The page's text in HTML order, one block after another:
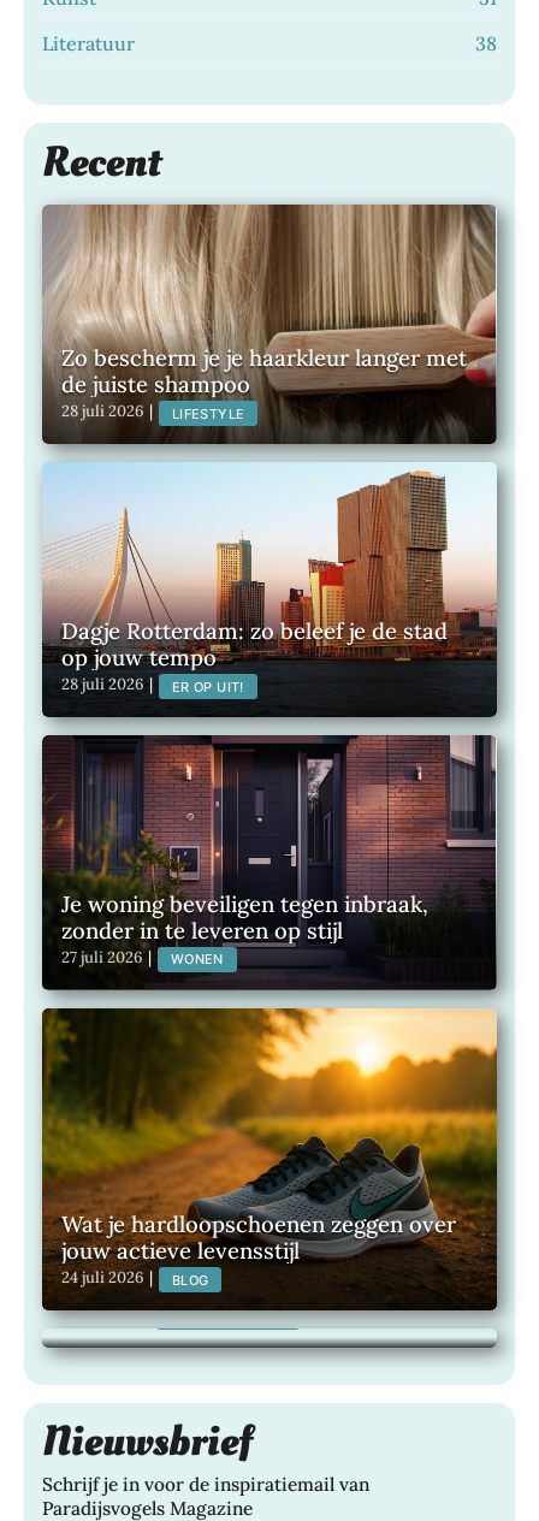
Literatuur
38
Recent
Zo bescherm je je haarkleur langer met
de juiste shampoo
28 juli 2026 | LIFESTYLE
Dagje Rotterdam: zo beleef je de stad
op jouw tempo
28 juli 2026 | ER OP UIT!
Je woning beveiligen tegen inbraak,
zonder in te leveren op stijl
27 juli 2026 | WONEN
Wat je hardloopschoenen zeggen over
jouw actieve levensstijl
24 juli 2026 | BLOG
Maak van je buitenruimte een plek om
het hele jaar van te genieten
21 juli 2026 | TUINEN, WONEN,
Nieuwsbrief
Schrijf je in voor de inspiratiemail van
Paradijsvogels Magazine